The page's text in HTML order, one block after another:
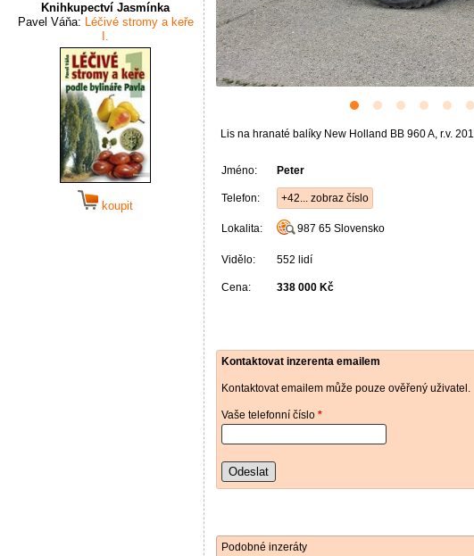
Knihkupectví Jasmínka
Pavel Váňa: Léčivé stromy a keře
I.
koupit
Lis na hranaté balíky New Holland BB 960 A, r.v.
Jméno: Peter
Telefon: +42... zobraz číslo
Lokalita: 987 65 Slovensko
Vidělo: 552 lidí
Cena: 338 000 Kč
Kontaktovat inzerenta emailem
Kontaktovat emailem může pouze ověřený uživatel.
Vaše telefonní číslo *
Odeslat
Podobné inzeráty